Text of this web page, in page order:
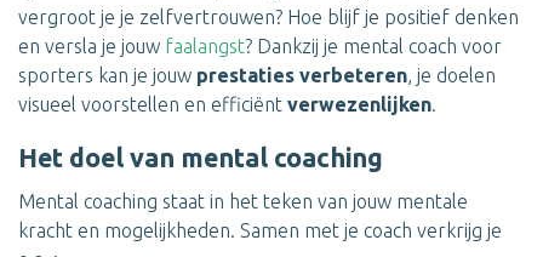
vergroot je je zelfvertrouwen? Hoe blijf je positief denken
en versla je jouw faalangst? Dankzij je mental coach voor
sporters kan je jouw prestaties verbeteren , je doelen
visueel voorstellen en efficiënt verwezenlijken
Het doel van mental coaching
Mental coaching staat in het teken van jouw mentale
kracht en mogelijkheden. Samen met je coach verkrijg je